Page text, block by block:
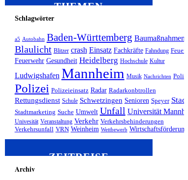
THEMEN
Schlagwörter
a5 Autobahn Baden-Württemberg Baumaßnahmen
Blaulicht Blitzer crash Einsatz Fachkräfte Fahndung Feuer
Feuerwehr Gesundheit Heidelberg Hochschule Kultur
Ludwigshafen Mannheim Musik Nachrichten
Polizei Polizeieinsatz Radar Radarkonbtrollen
Rettungsdienst Schule Schwetzingen Senioren Speyer
Stadtmarketing Suche Umwelt Unfall Universität
Univesität Veranstaltung Verkehr Verkehrsbehinderungen
Verkehrsunfall VRN Weinheim Wettbewerb Wirtschaftsförderung
ZEITREISE
Archiv